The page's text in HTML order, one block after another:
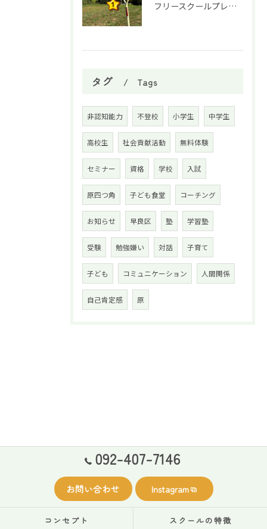
フリースクールプレオープン①
タグ Tags
非認知能力 不登校 小学生 中学生
高校生 社会貢献活動 無料体験
セミナー 資格 学校 入試
原四つ角 子ども食堂 コーチング
お知らせ 早良区 塾 学習塾
受験 勉強嫌い 対話 子育て
子ども コミュニケーション 人間関係
自己肯定感 原
092-407-7146
お問い合わせ Instagram
コンセプト スクールの特徴